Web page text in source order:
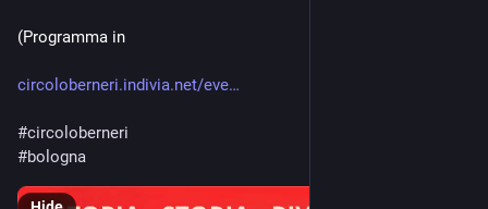
(Programma in
circoloberneri.indivia.net/eve
#circoloberneri
#bologna